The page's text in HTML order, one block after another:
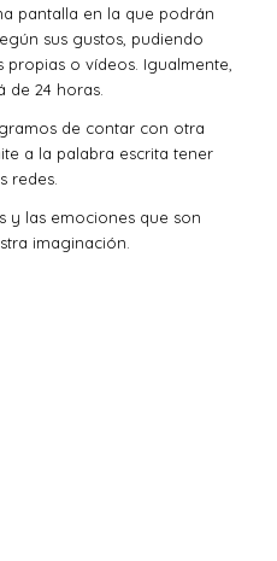
pantalla en la que podrán
sus gustos, pudiendo
o vídeos. Igualmente,
de 24 horas.
de contar con otra
a la palabra escrita tener
redes.
y las emociones que son
imaginación.